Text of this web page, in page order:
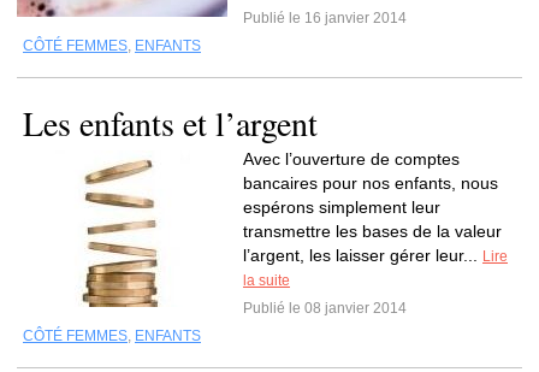
Publié le 16 janvier 2014
CÔTÉ FEMMES, ENFANTS
Les enfants et l’argent
Avec l’ouverture de comptes
bancaires pour nos enfants, nous
espérons simplement leur
transmettre les bases de la valeur
l’argent, les laisser gérer leur...
Lire
la suite
Publié le 08 janvier 2014
CÔTÉ FEMMES, ENFANTS